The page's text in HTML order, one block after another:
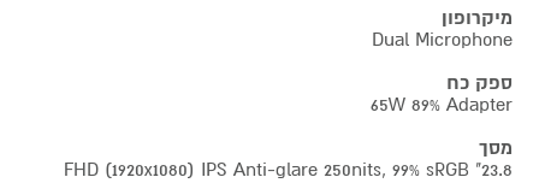
מיקרופון
Dual Microphone
ספק כח
65W 89% Adapter
מסך
23.8" FHD (1920x1080) IPS Anti-glare 250nits, 99% sRGB